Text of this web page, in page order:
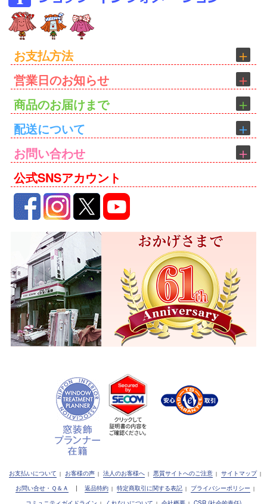
お支払方法
営業日のお知らせ
商品のお届けまで
配送について
お問い合わせ
公式SNSアカウント
お支払いについて | お客様の声 | 法人のお客様へ | 悪質サイトへのご注意 | サイトマップ |
お問い合せ・Ｑ＆Ａ | 返品特約 | 特定商取引に関する表記 | プライバシーポリシー |